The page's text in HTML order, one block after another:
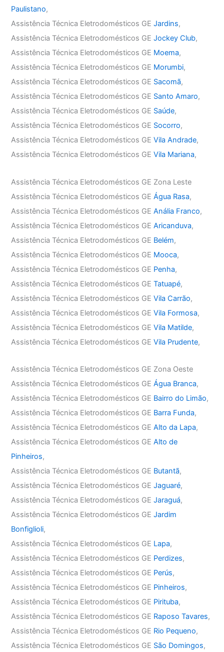
Paulistano,
Assistência Técnica Eletrodomésticos GEJardins,
Assistência Técnica Eletrodomésticos GEJockey Club,
Assistência Técnica Eletrodomésticos GE Moema,
Assistência Técnica Eletrodomésticos GE Morumbi,
Assistência Técnica Eletrodomésticos GE Sacomã,
Assistência Técnica Eletrodomésticos GE Santo Amaro,
Assistência Técnica Eletrodomésticos GE Saúde,
Assistência Técnica Eletrodomésticos GE Socorro,
Assistência Técnica Eletrodomésticos GEVila Andrade,
Assistência Técnica Eletrodomésticos GEVila Mariana,
Assistência Técnica Eletrodomésticos GE Zona Leste
Assistência Técnica Eletrodomésticos GEÁgua Rasa,
Assistência Técnica Eletrodomésticos GEAnália Franco,
Assistência Técnica Eletrodomésticos GEAricanduva,
Assistência Técnica Eletrodomésticos GE Belém,
Assistência Técnica Eletrodomésticos GE Mooca,
Assistência Técnica Eletrodomésticos GE Penha,
Assistência Técnica Eletrodomésticos GETatuapé,
Assistência Técnica Eletrodomésticos GEVila Carrão,
Assistência Técnica Eletrodomésticos GEVila Formosa,
Assistência Técnica Eletrodomésticos GEVila Matilde,
Assistência Técnica Eletrodomésticos GEVila Prudente,
Assistência Técnica Eletrodomésticos GE Zona Oeste
Assistência Técnica Eletrodomésticos GEÁgua Branca,
Assistência Técnica Eletrodomésticos GE Bairro do Limão,
Assistência Técnica Eletrodomésticos GE Barra Funda,
Assistência Técnica Eletrodomésticos GEAlto da Lapa,
Assistência Técnica Eletrodomésticos GEAlto de
Pinheiros,
Assistência Técnica Eletrodomésticos GE Butantã,
Assistência Técnica Eletrodomésticos GEJaguaré,
Assistência Técnica Eletrodomésticos GEJaraguá,
Assistência Técnica Eletrodomésticos GEJardim
Bonfiglioli,
Assistência Técnica Eletrodomésticos GE Lapa,
Assistência Técnica Eletrodomésticos GE Perdizes,
Assistência Técnica Eletrodomésticos GE Perús,
Assistência Técnica Eletrodomésticos GE Pinheiros,
Assistência Técnica Eletrodomésticos GE Pirituba,
Assistência Técnica Eletrodomésticos GE Raposo Tavares,
Assistência Técnica Eletrodomésticos GE Rio Pequeno,
Assistência Técnica Eletrodomésticos GE São Domingos,